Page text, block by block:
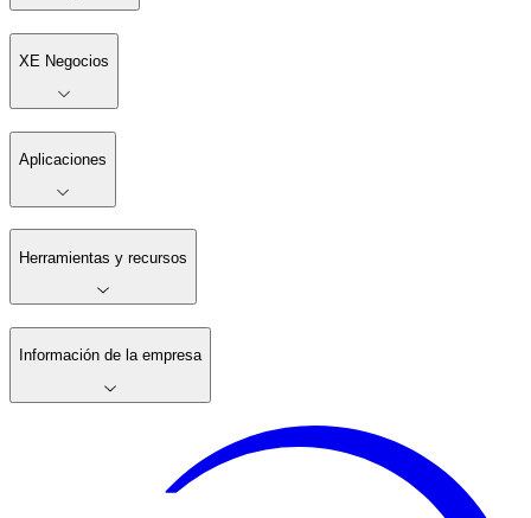
XE Negocios
Aplicaciones
Herramientas y recursos
Información de la empresa